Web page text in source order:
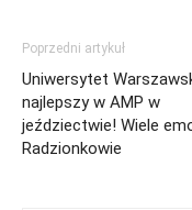
Poprzedni artykuł
Uniwersytet
najlepszy w AMP w
jeździectwie! Wiele
Radzionkowie